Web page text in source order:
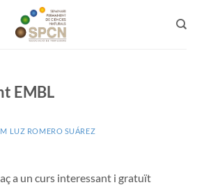
EMBL
M LUZ ROMERO SUÁREZ
a un curs interessant i gratuït